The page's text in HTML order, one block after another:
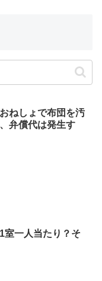
ねしょで布団を汚
弁償代は発生す
室一人当たり？そ